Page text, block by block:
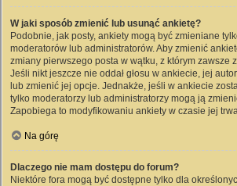
W jaki sposób zmienić lub usunąć ankietę?
Podobnie, jak posty, ankiety mogą być zmieniane
moderatorów lub administratorów. Aby zmienić
zmiany pierwszego posta w wątku, z którym zawsze
Jeśli nikt jeszcze nie oddał głosu w ankiecie, jej
lub zmienić jej opcje. Jednakże, jeśli w ankiecie
tylko moderatorzy lub administratorzy mogą ją
Zapobiega to modyfikowaniu ankiety w czasie jej
Na górę
Dlaczego nie mam dostępu do forum?
Niektóre fora mogą być dostępne tylko dla